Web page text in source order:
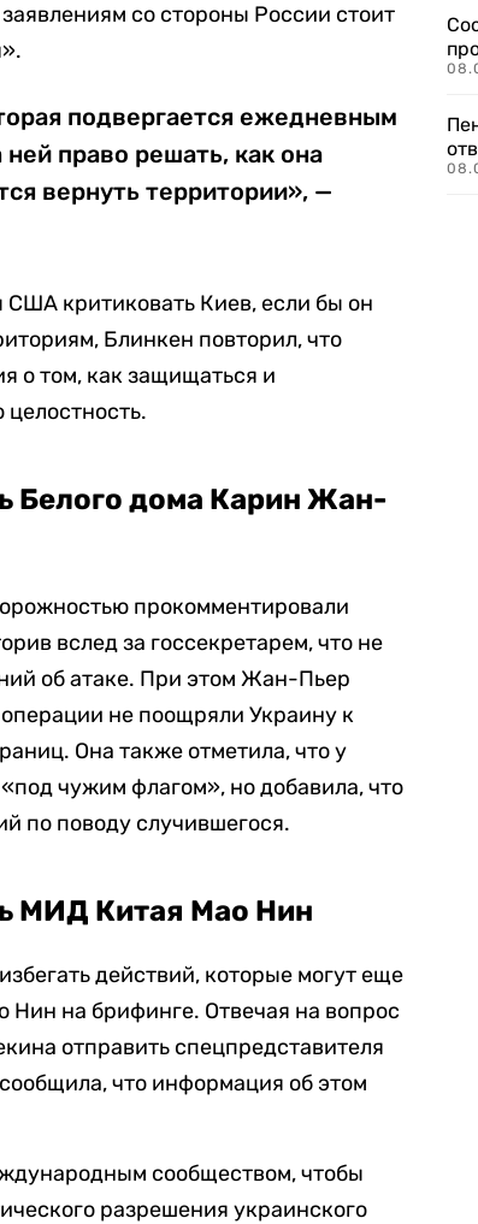
со стороны России стоит
подвергается ежедневным
ней право решать, как она
вернуть территории», —
США критиковать Киев, если бы он
Блинкен повторил, что
о том, как защищаться и
Белого дома Карин Жан-
прокомментировали
вслед за госсекретарем, что не
об атаке. При этом Жан-Пьер
не поощряли Украину к
Она также отметила, что у
чужим флагом», но добавила, что
по поводу случившегося.
МИД Китая Мао Нин
действий, которые могут еще
Нин на брифинге. Отвечая на вопрос
отправить спецпредставителя
что информация об этом
сообществом, чтобы
разрешения украинского